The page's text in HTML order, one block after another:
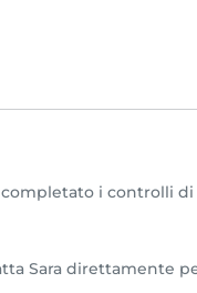
i controlli di
Sara direttamente